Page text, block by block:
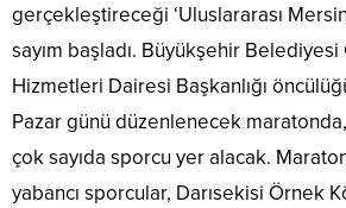
gerçekleştireceği ‘Uluslararası
sayım başladı. Büyükşehir
Hizmetleri Dairesi Başkanlığı
Pazar günü düzenlenecek
çok sayıda sporcu yer alacak.
yabancı sporcular, Darısekisi Örnek